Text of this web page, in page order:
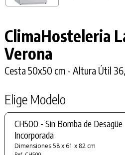
ClimaHosteleria
Verona
Cesta 50x50 cm - Altura Útil
Elige Modelo
CH500 - Sin Bomba de Desagüe
Incorporada
Dimensiones 58 x 61 x 82 cm